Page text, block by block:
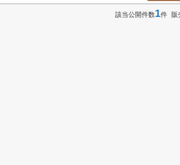
該当公開件数1件 販